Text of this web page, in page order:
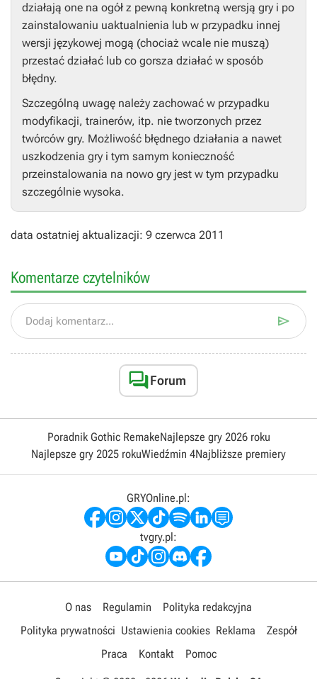
działają one na ogół z pewną konkretną wersją gry i po
zainstalowaniu uaktualnienia lub w przypadku innej
wersji językowej mogą (chociaż wcale nie muszą)
przestać działać lub co gorsza działać w sposób
błędny.
Szczególną uwagę należy zachować w przypadku
modyfikacji, trainerów, itp. nie tworzonych przez
twórców gry. Możliwość błędnego działania a nawet
uszkodzenia gry i tym samym konieczność
przeinstalowania na nowo gry jest w tym przypadku
szczególnie wysoka.
data ostatniej aktualizacji: 9 czerwca 2011
Komentarze czytelników
Dodaj komentarz... 
Forum
Poradnik Gothic RemakeNajlepsze gry 2026 roku
Najlepsze gry 2025 rokuWiedźmin 4Najbliższe premiery
GRYOnline.pl:
tvgry.pl:
O nas Regulamin
Polityka redakcyjna
Polityka prywatności Ustawienia cookies Reklama
Zespół
Praca
Kontakt Pomoc